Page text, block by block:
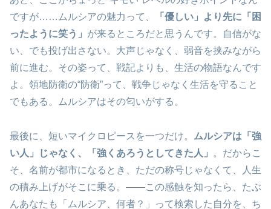
ですが……ムルシアの魅力って、
「優しい」より先に「困
ったように笑う」 が来るところだと思うんです。自信がな
い、でも投げ出さない。大声じゃなく、弱音を挟みながら
前に進む。その姿って、戦記よりも、生活の物語なんです
よ。領地防衛の“防衛”って、戦争じゃなく生活を守ること
でもある。ムルシアはその匂いがする。
最後に、短いマイクロピースを一つだけ。 ムルシアは「強
い人」じゃなく、「強くあろうとしてきた人」
。だからこ
そ、名前が都市になるとき、ただの称号じゃなくて、人生
の積み上げがそこに乗る。――この感触を知ったら、たぶ
んあなたも「ムルシア、何者？」って検索した自分を、ち